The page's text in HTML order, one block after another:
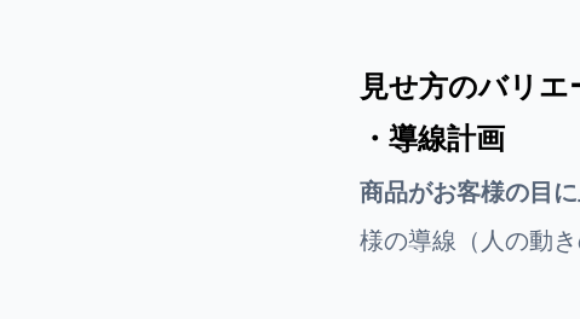
見せ方のバリエ
・導線計画
商品がお客様の目
様の導線（人の動